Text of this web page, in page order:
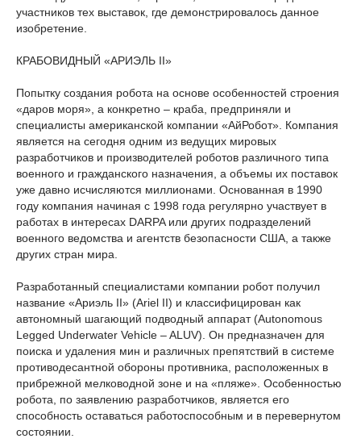
участников тех выставок, где демонстрировалось данное
изобретение.
КРАБОВИДНЫЙ «АРИЭЛЬ II»
Попытку создания робота на основе особенностей строения
«даров моря», а конкретно – краба, предприняли и
специалисты американской компании «АйРобот». Компания
является на сегодня одним из ведущих мировых
разработчиков и производителей роботов различного типа
военного и гражданского назначения, а объемы их поставок
уже давно исчисляются миллионами. Основанная в 1990
году компания начиная с 1998 года регулярно участвует в
работах в интересах DARPA или других подразделений
военного ведомства и агентств безопасности США, а также
других стран мира.
Разработанный специалистами компании робот получил
название «Ариэль II» (Ariel II) и классифицирован как
автономный шагающий подводный аппарат (Autonomous
Legged Underwater Vehicle – ALUV). Он предназначен для
поиска и удаления мин и различных препятствий в системе
противодесантной обороны противника, расположенных в
прибрежной мелководной зоне и на «пляже». Особенностью
робота, по заявлению разработчиков, является его
способность оставаться работоспособным и в перевернутом
состоянии.